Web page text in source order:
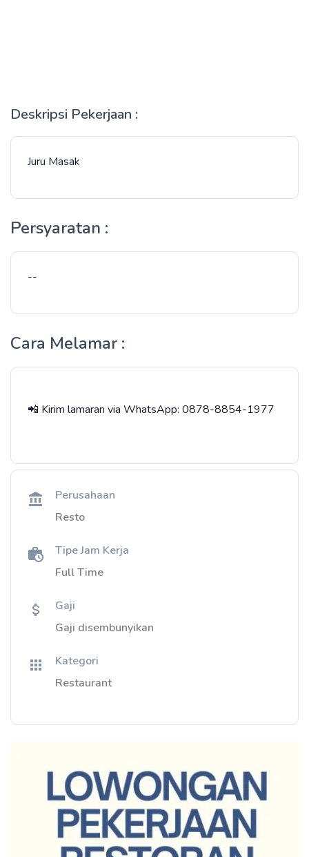
Deskripsi Pekerjaan :
Juru Masak
Persyaratan :
--
Cara Melamar :
📲 Kirim lamaran via WhatsApp: 0878-8854-1977
Perusahaan
Resto
Tipe Jam Kerja
Full Time
Gaji
Gaji disembunyikan
Kategori
Restaurant